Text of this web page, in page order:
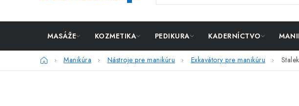
MASÁŽE KOZMETIKA PEDIKURA KADERNÍCTVO
DomovManikúra Nástroje pre manikúru Exkavátory pre manikúru